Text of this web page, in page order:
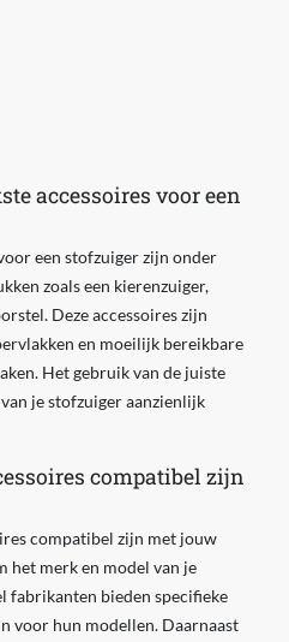
accessoires voor een
een stofzuiger zijn onder
zoals een kierenzuiger,
Deze accessoires zijn
en moeilijk bereikbare
Het gebruik van de juiste
je stofzuiger aanzienlijk
compatibel zijn
compatibel zijn met jouw
het merk en model van je
fabrikanten bieden specifieke
voor hun modellen. Daarnaast